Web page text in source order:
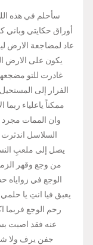
سأحلم في هذه
أوراق حكايتي
عاد لمضاجعة الارض
يكون على الارض
غادرت للتو
الفرار إلى
ممكناً ياعلياء
وان الممات
السلاسل
يصل إلى ملعبِ
من وجع وقهر
الوجع في زواياه
يعبق فيا انتِ يا
رحم الوجع فربما
عنه فقد اصبت
جفن يرف ولا